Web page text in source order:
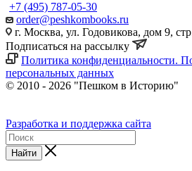
+7 (495) 787-05-30
order@peshkombooks.ru
г. Москва, ул. Годовикова, дом 9,
Подписаться на рассылку
Политика конфиденциальности.
персональных данных
© 2010 - 2026 "Пешком в Историю"
Разработка и поддержка сайта
Найти